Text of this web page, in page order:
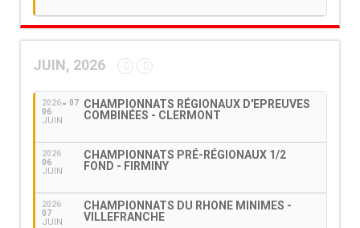
JUIN, 2026
2026
06
JUIN
07
CHAMPIONNATS RÉGIONAUX D'EPREUVES
COMBINÉES - CLERMONT
2026
06
JUIN
CHAMPIONNATS PRÉ-RÉGIONAUX 1/2
FOND - FIRMINY
2026
07
JUIN
CHAMPIONNATS DU RHONE MINIMES -
VILLEFRANCHE